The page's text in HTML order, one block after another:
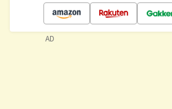
AD